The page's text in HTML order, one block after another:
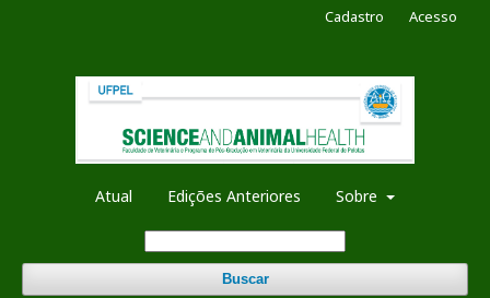
Atual Edições Anteriores Sobre
Buscar
Cadastro Acesso